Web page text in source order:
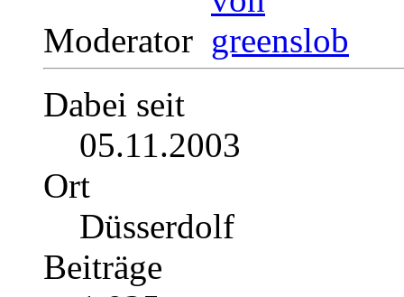
Moderator
Dabei seit
05.11.2003
Ort
Düsserdolf
Beiträge